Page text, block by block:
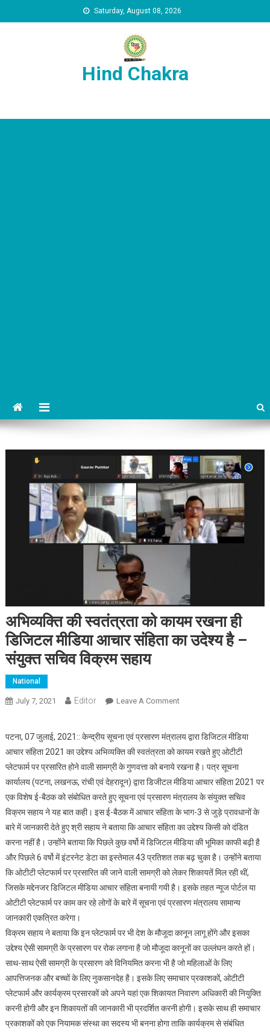
Saturday, August 08, 2026
Hind Chakra
अभिव्यक्ति की स्वतंत्रता को कायम रखना ही
डिजिटल मीडिया आचार संहिता का उदेश्य है –
संयुक्त सचिव विक्रम सहाय
National
July 7, 2021 Editor Leave A CommentOn अभिव्यक्ति की स्वतंत्रता को
संयुक्त सचिव विक्रम सहाय
पटना, 07 जुलाई, 2021:: केन्द्रीय सूचना एवं प्रसारण मंत्रालय द्वारा डिजिटल मीडिया
आचार संहिता 2021 का उद्देश्य अभिव्यक्ति की स्वतंत्रता को कायम रखते हुए ओटीटी
प्लेटफार्म पर प्रसारित होने वाली सामग्री के गुणवत्ता को बनाये रखना है। पत्र सूचना
कार्यालय (पटना, लखनऊ, रांची एवं देहरादून) द्वारा डिजीटल मीडिया आचार संहिता 2021 पर
एक विशेष ई-बैठक को संबोधित करते हुए सूचना एवं प्रसारण मंत्रालय के संयुक्त सचिव
विक्रम सहाय ने यह बात कही। इस ई-बैठक में आचार संहिता के भाग-3 से जुड़े प्रावधानों के
बारे में जानकारी देते हुए श्री सहाय ने बताया कि आचार संहिता का उद्देश्य किसी को दंडित
करना नहीं है। उन्होंंने बताया कि पिछले कुछ वर्षो में डिजिटल मीडिया की भूमिका काफी बढ़ी है
और पिछले 6 वर्षो में इंटरनेट डेटा का इस्तेमाल 43 प्रतिशत तक बढ़ चुका है। उन्होंने बताया
कि ओटीटी प्लेटफार्म पर प्रसारित की जाने वाली सामग्री को लेकर शिकायतें मिल रही थीं,
जिसके मद्देनजर डिजिटल मीडिया आचार संहिता बनायी गयी है। इसके तहत न्यूज पोर्टल या
ओटीटी प्लेटफार्म पर काम कर रहे लोगों के बारे में सूचना एवं प्रसारण मंत्रालय सामान्य
जानकारी एकत्रित करेगा।
विक्रम सहाय ने बताया कि इन प्लेटफार्म पर भी देश के मौजूदा कानून लागू होंगे और इसका
उद्देश्य ऐसी सामग्री के प्रसारण पर रोक लगाना है जो मौजूदा कानूनों का उल्लंघन करते हों।
साथ-साथ ऐसी सामग्री के प्रसारण को विनियमित करना भी है जो महिलाओं के लिए
आपत्तिजनक और बच्चों के लिए नुकसानदेह है। इसके लिए समाचार प्रकाशकों, ओटीटी
प्लेटफार्म और कार्यक्रम प्रसारकों को अपने यहां एक शिकायत निवारण अधिकारी की नियुक्ति
करनी होगी और इन शिकायतों की जानकारी भी प्रदर्शित करनी होगी। इसके साथ ही समाचार
प्रकाशकों को एक नियामक संस्था का सदस्य भी बनना होगा ताकि कार्यक्रम से संबंधित